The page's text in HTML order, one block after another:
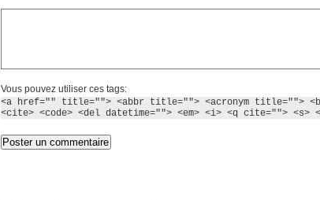
Vous pouvez utiliser ces tags:
<a href="" title=""> <abbr title=""> <acronym title="">
<cite> <code> <del datetime=""> <em> <i> <q cite=""> <s>